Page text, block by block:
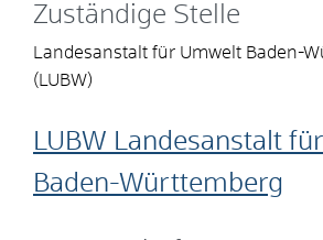
Zuständige Stelle
Landesanstalt für Umwelt Baden-
(LUBW)
LUBW Landesanstalt
Baden-Württemberg